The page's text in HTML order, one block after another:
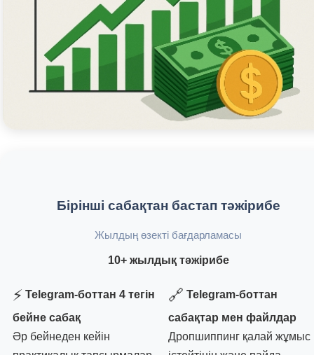
Бірінші сабақтан бастап тәжірибе
Жылдың өзекті бағдарламасы
10+ жылдық тәжірибе
⚡ Telegram-боттан 4 тегін
бейне сабақ
Әр бейнеден кейін
🔗 Telegram-боттан
сабақтар мен файлдар
Дропшиппинг қалай жұмыс